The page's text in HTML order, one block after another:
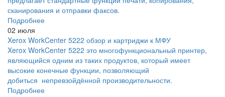
сканирования и отправки факсов.
Подробнее
02 июля
Xerox WorkCenter 5222 обзор и картриджи к МФУ
Xerox WorkCenter 5222 это многофункциональный принтер,
являющийся одним из таких продуктов, который имеет
высокие конечные функции, позволяющий
добиться непревзойдённой производительности.
Подробнее